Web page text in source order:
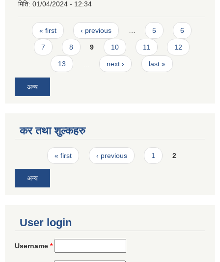
मिति: 01/04/2024 - 12:34
Pages
« first ‹ previous … 5 6
7 8 9 10 11 12
13 … next › last »
अन्य
कर तथा शुल्कहरु
Pages« first ‹ previous 1 2
अन्य
User login
Username *